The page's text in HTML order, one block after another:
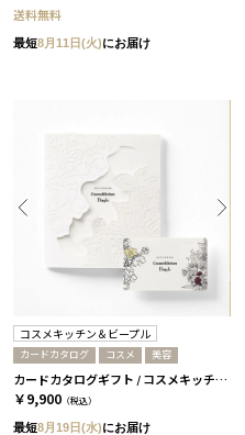
送料無料
最短8月11日(火)にお届け
コスメキッチン＆ビープル
カードカタログ コスメ 美容
カードカタログギフト / コスメキッチン＆ビープル / LOVE
￥9,900 （税込）
最短8月19日(水)にお届け